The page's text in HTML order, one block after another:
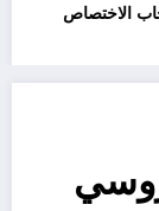
أفضل